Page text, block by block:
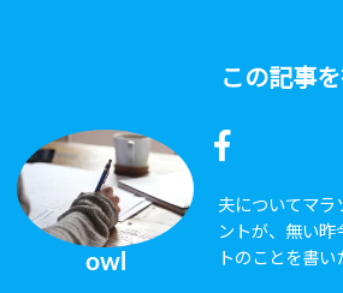
この記事
owl
夫についてマラ
ントが、無い昨
トのことを書